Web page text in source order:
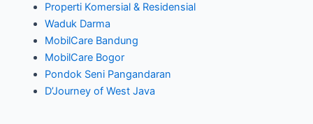
g
r
a
m
o
o
k
b
e
Properti Komersial & Residensial
Waduk Darma
MobilCare Bandung
MobilCare Bogor
Pondok Seni Pangandaran
D’Journey of West Java